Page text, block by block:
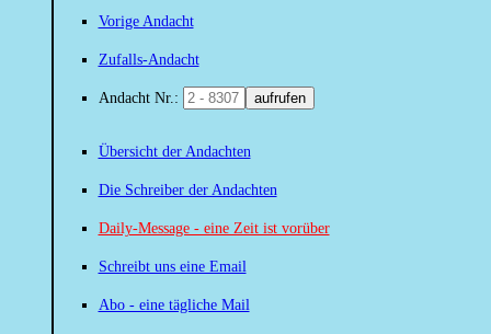
Vorige Andacht
Zufalls-Andacht
Andacht Nr.: aufrufen
Übersicht der Andachten
Die Schreiber der Andachten
Daily-Message - eine Zeit ist vorüber
Schreibt uns eine Email
Abo - eine tägliche Mail